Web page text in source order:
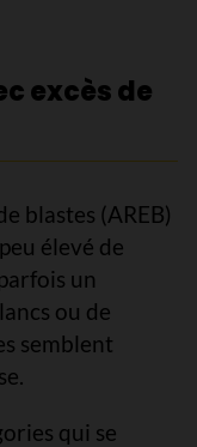
excès de
blastes (AREB)
élevé de
un
ou de
semblent
qui se